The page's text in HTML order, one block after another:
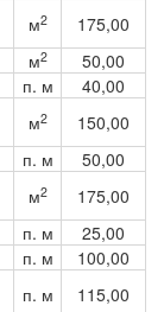
м2
175,00
м2
50,00
п. м
40,00
м2
150,00
п. м
50,00
м2
175,00
п. м
25,00
п. м
100,00
п. м
115,00